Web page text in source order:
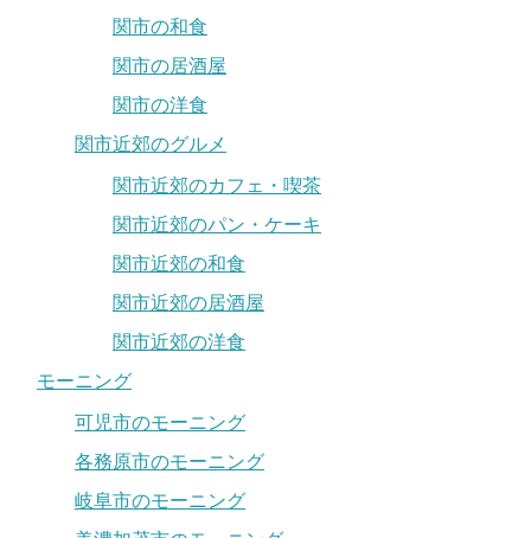
関市の和食
関市の居酒屋
関市の洋食
関市近郊のグルメ
関市近郊のカフェ・喫茶
関市近郊のパン・ケーキ
関市近郊の和食
関市近郊の居酒屋
関市近郊の洋食
モーニング
可児市のモーニング
各務原市のモーニング
岐阜市のモーニング